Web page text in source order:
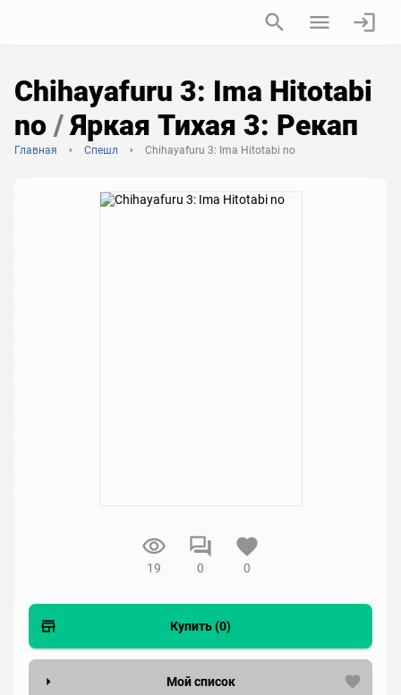
Chihayafuru 3: Ima Hitotabi
no /Яркая Тихая 3: Рекап
Главная Спешл Chihayafuru 3: Ima Hitotabi no
19 0 0
Купить (0)
Мой список